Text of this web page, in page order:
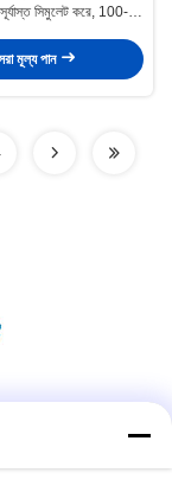
সিমুলেট করে, 100-
মূল্য পান